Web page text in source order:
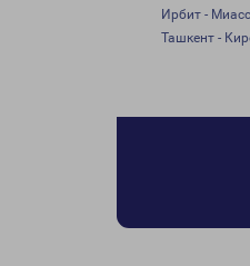
Ирбит - Миасс
Ташкент -